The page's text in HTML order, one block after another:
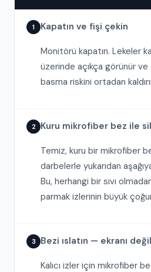
1 Kapatın ve fişi çekin
Monitörü kapatın. Lekeler
üzerinde açıkça görünür ve
basma riskini ortadan
2 Kuru mikrofiber bez ile
Temiz, kuru bir mikrofiber
darbelerle yukarıdan
Bu, herhangi bir sıvı
parmak izlerinin büyük
3 Bezi ıslatın — ekranı değil
Kalıcı izler için mikrofiber